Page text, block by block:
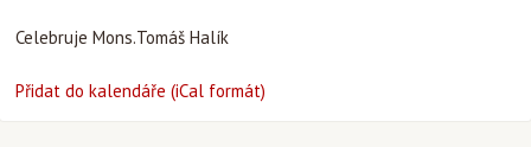
Celebruje Mons.Tomáš Halík
Přidat do kalendáře (iCal formát)